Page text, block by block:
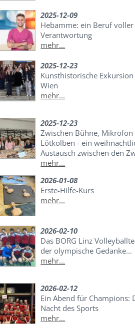
2025-12-09
Hebamme: ein Beruf voller
Verantwortung
mehr...
2025-12-23
Kunsthistorische Exkursion
Wien
mehr...
2025-12-23
Zwischen Bühne, Mikrofon
Lötkolben - ein
Austausch zwischen den
mehr...
2026-01-08
Erste-Hilfe-Kurs
mehr...
2026-02-10
Das BORG Linz
der olympische Gedanke…
mehr...
2026-02-12
Ein Abend für Champions:
Nacht des Sports
mehr...